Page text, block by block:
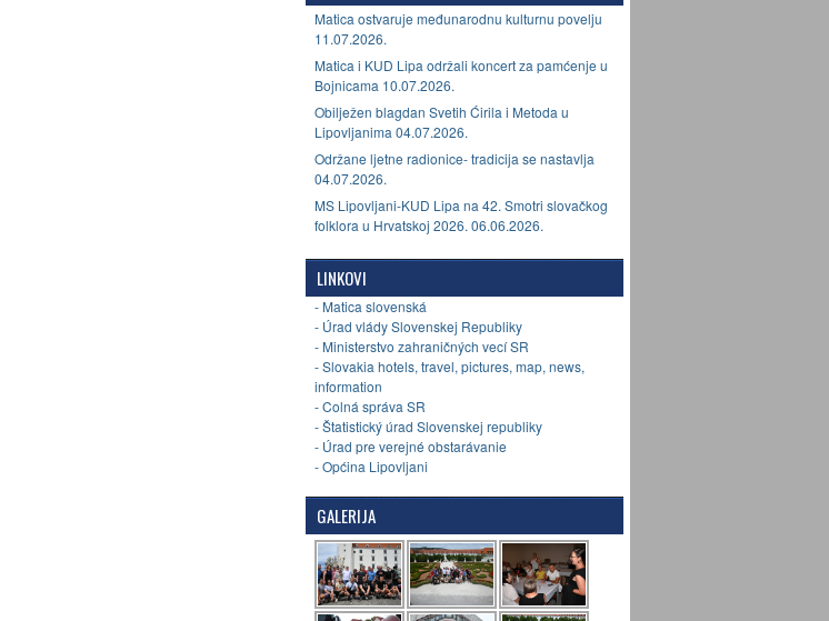
Matica ostvaruje međunarodnu kulturnu povelju
11.07.2026.
Matica i KUD Lipa održali koncert za pamćenje u
Bojnicama 10.07.2026.
Obilježen blagdan Svetih Ćirila i Metoda u
Lipovljanima 04.07.2026.
Održane ljetne radionice- tradicija se nastavlja
04.07.2026.
MS Lipovljani-KUD Lipa na 42. Smotri slovačkog
folklora u Hrvatskoj 2026. 06.06.2026.
LINKOVI
- Matica slovenská
- Úrad vlády Slovenskej Republiky
- Ministerstvo zahraničných vecí SR
- Slovakia hotels, travel, pictures, map, news,
information
- Colná správa SR
- Štatistický úrad Slovenskej republiky
- Úrad pre verejné obstarávanie
- Općina Lipovljani
GALERIJA